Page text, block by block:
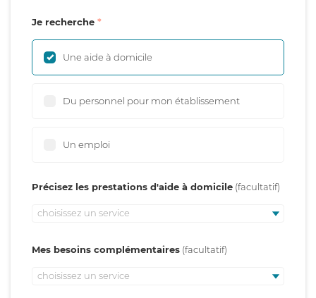
Je recherche
Une aide à domicile
Du personnel pour mon établissement
Un emploi
Précisez les prestations d'aide à domicile
choisissez un service
Mes besoins complémentaires
choisissez un service